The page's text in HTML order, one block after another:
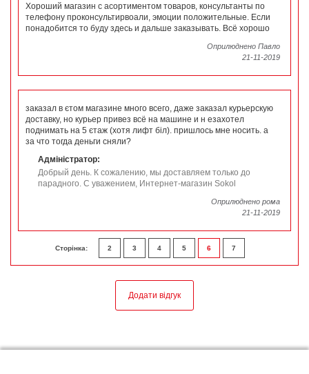
Хороший магазин с асортиментом товаров, консультанты по
телефону проконсультирвоали, эмоции положительные. Если
понадобится то буду здесь и дальше заказывать. Всё хорошо
Оприлюднено Павло
21-11-2019
заказал в єтом магазине много всего, даже заказал курьерскую
доставку, но курьер привез всё на машине и н езахотел
поднимать на 5 єтаж (хотя лифт біл). пришлось мне носить. а
за что тогда деньги сняли?
Адміністратор:
Добрый день. К сожалению, мы доставляем только до
парадного. С уважением, Интернет-магазин Sokol
Оприлюднено рома
21-11-2019
Сторінка: 2 3 4 5 6 7